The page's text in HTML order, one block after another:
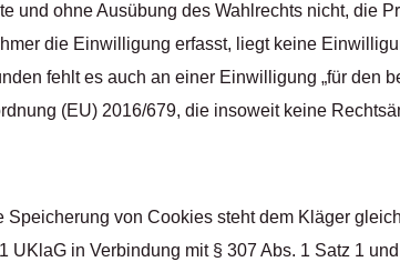
und ohne Ausübung des Wahlrechts nicht, die
die Einwilligung erfasst, liegt keine
fehlt es auch an einer Einwilligung „für den
(EU) 2016/679, die insoweit keine
von Cookies steht dem Kläger
UKlaG in Verbindung mit § 307 Abs. 1 Satz 1 und